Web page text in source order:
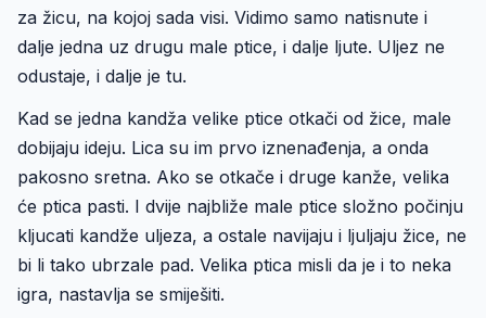
za žicu, na kojoj sada visi. Vidimo samo natisnute i
dalje jedna uz drugu male ptice, i dalje ljute. Uljez ne
odustaje, i dalje je tu.
Kad se jedna kandža velike ptice otkači od žice, male
dobijaju ideju. Lica su im prvo iznenađenja, a onda
pakosno sretna. Ako se otkače i druge kanže, velika
će ptica pasti. I dvije najbliže male ptice složno počinju
kljucati kandže uljeza, a ostale navijaju i ljuljaju žice, ne
bi li tako ubrzale pad. Velika ptica misli da je i to neka
igra, nastavlja se smiješiti.